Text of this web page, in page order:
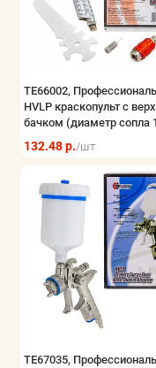
Строительное
Хранение
Показать все
TE66002,
HVLP краскопульт с
бачком (диаметр сопла
мм,3.0 бар,распыление
270 мм,112 л/мин,объем
132.48 р./шт
TE67035,